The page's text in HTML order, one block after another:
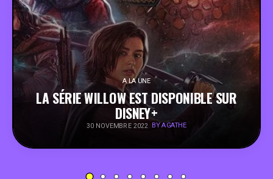
FOOD
BONS PLANS
SOUTENEZ KULTT
A LA UNE
LA SÉRIE WILLOW EST DISPONIBLE SUR
DISNEY+
30 NOVEMBRE 2022 BY AGATHE